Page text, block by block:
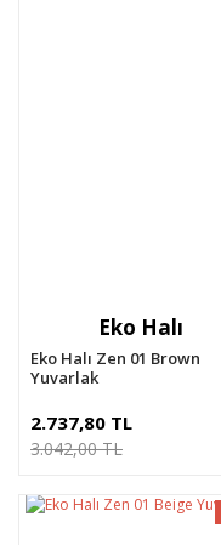
Eko Halı
Eko Halı Zen 01 Brown
Yuvarlak
2.737,80 TL
3.042,00 TL